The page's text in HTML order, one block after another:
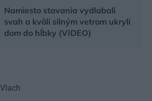
Namiesto stavania vydlabali
svah a kvôli silným vetrom ukryli
dom do hĺbky (VIDEO)